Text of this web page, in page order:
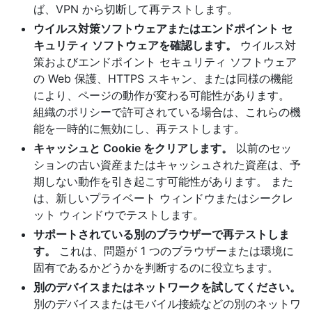
ば、VPN から切断して再テストします。
ウイルス対策ソフトウェアまたはエンドポイント セ
キュリティ ソフトウェアを確認します。
ウイルス対
策およびエンドポイント セキュリティ ソフトウェア
の Web 保護、HTTPS スキャン、または同様の機能
により、ページの動作が変わる可能性があります。
組織のポリシーで許可されている場合は、これらの機
能を一時的に無効にし、再テストします。
キャッシュと Cookie をクリアします。
以前のセッ
ションの古い資産またはキャッシュされた資産は、予
期しない動作を引き起こす可能性があります。 また
は、新しいプライベート ウィンドウまたはシークレ
ット ウィンドウでテストします。
サポートされている別のブラウザーで再テストしま
す。
これは、問題が 1 つのブラウザーまたは環境に
固有であるかどうかを判断するのに役立ちます。
別のデバイスまたはネットワークを試してください。
別のデバイスまたはモバイル接続などの別のネットワ